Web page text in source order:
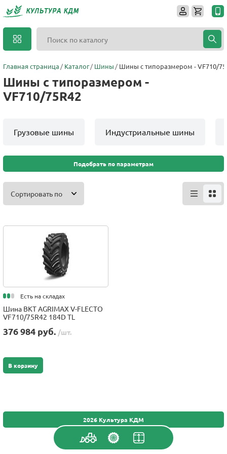
Главная страница Каталог Шины Шины с типоразмером - VF710/
Шины с типоразмером -
VF710/75R42
Грузовые шины Индустриальные шины
Подобрать по параметрам
Сортировать по
Есть на складах
Шина BKT AGRIMAX V-FLECTO
VF710/75R42 184D TL
376 984 руб. /шт.
В корзину
2026 Культура КДМ